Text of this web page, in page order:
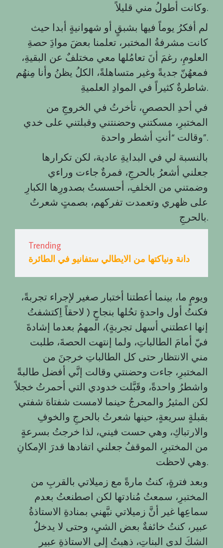
وكانت أطولُ مني قليلاً.
لم أفكرُ يوماً فيها بشبقٍ أو شهوانيةٍ أبدا حيث
كانت مشرفةُ المختبر، تعلمنا بعضَ موادَِ حصةِ
العلومِ، رغمَ أنَ تعامُلها معي مختلفٌ عن البقيةِ،
فمعهُنّ جديةً وغير متساهلةً، الكلُ يظنُ وأنا مِنهُم
شاطرةٌ كثيراً في الموادِ العلميةِ.
في أحدِ الحصصِ، تأخرتُ في الخروجِ من
المختبرِ، مسكتني وحضنتني وقبلتني على خدي
وقالت “أنتِ أشطر واحدة”.
بالنسبة لي في البدايةِ عادية، لكن تكرارها
جعلني أشعرُ بالحرجِ، فمرةٌ جاءت وراءي
وضمتني من الخلفِ، أحسستُ بصدورِها الكبارِ
على ظهري وتعمدت تفركهم، بصمتٍ شعرتُ
بالحرجِ.
Trending
دانة ونياكتها من الايطالي ستفانيو في الطائرة
ويومٍ ما، بينما أعطتنا أختبار صغير لإجراء تجربةً،
فكنتُ أول واحدةٍ تحُلها بنجاحٍ ( لاحقاً اِكتشفتُ
إنها اعطتني أسهل تجربةٍ)، المهمُ بعدما إشادةَ
فيّ أمامَ الطالباتِ، ولما إنتهت الحصةَ، طلبت
مني الانتظار حتى كل الطالباتِ خرجنَ من
المختبرِ، جاءت وحضنتي وقالت إنَّي أفضل طالبةً
واشطرُ واحدةً، وقَبَّلت خدودي التي أحمرتُ خجلاً
لكن المثيرُ والمحرجُ حينما لامست شفتاهَ شفتي
بقبلةٍ سريعةٍ، حينها شعرتُ بالحرجِ والخوفِ
والارتباكِ، وهي حست فيني، لذا خرجتُ بسرعةٍ
من المختبرِ، الموقفُ جعلني اتفادها قدرَ الإمكانِ
وهي لاحظت.
وبعد فترةٍ، كنتُ مارةً مع زميلاتي بالقربِ من
المختبرِ، سمعتُ مُنادتها لكن اصطنعتُ بعدم
سماعِها غير أنَّ زميلاتي نبَّهني بمنادةِ الاستاذةُ
عبير، كنتُ خائفةٌ بعض الشيِ، وحتى لا يدخلُ
الشكَ لدى البناتِ، ذهبتُ إلى الاستاذةِ عبير